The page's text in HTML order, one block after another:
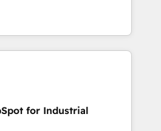
have allowed the group to
portfolio on the market
teams transform how
serve. We don't just build your
team to own it, then stay
⚙️ CRM
& Marketing Alignment +
Integrations & Data
for Industrial